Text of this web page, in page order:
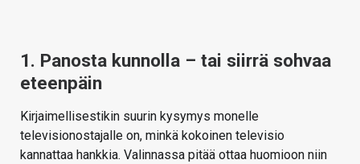
1. Panosta kunnolla – tai siirrä sohvaa
eteenpäin
Kirjaimellisestikin suurin kysymys monelle
televisionostajalle on, minkä kokoinen televisio
kannattaa hankkia. Valinnassa pitää ottaa huomioon niin